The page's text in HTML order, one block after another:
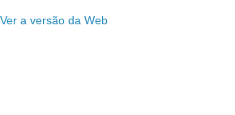
Ver a versão da Web